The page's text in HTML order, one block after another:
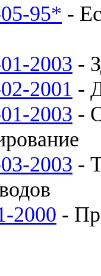
95* -
2003 -
2001 -
2003 -
2003 -
2000 -